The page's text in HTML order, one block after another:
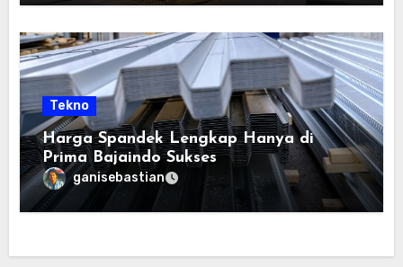
Tekno
Harga Spandek Lengkap Hanya di
Prima Bajaindo Sukses
ganisebastian